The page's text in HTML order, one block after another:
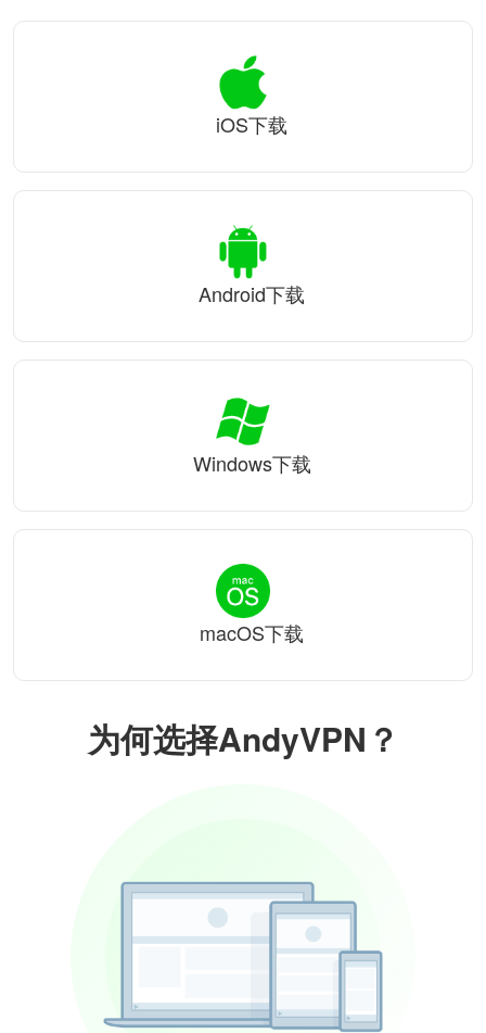
为何选择AndyVPN？
iOS下载
Android下载
Windows下载
macOS下载